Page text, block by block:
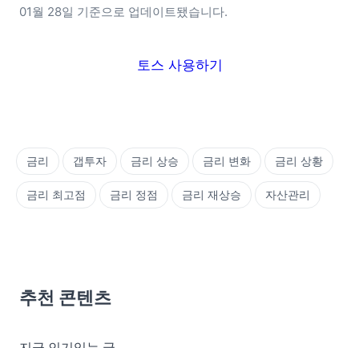
01월 28일 기준으로 업데이트됐습니다.
토스 사용하기
금리 갭투자 금리 상승 금리 변화 금리 상황
금리 최고점 금리 정점 금리 재상승 자산관리
추천 콘텐츠